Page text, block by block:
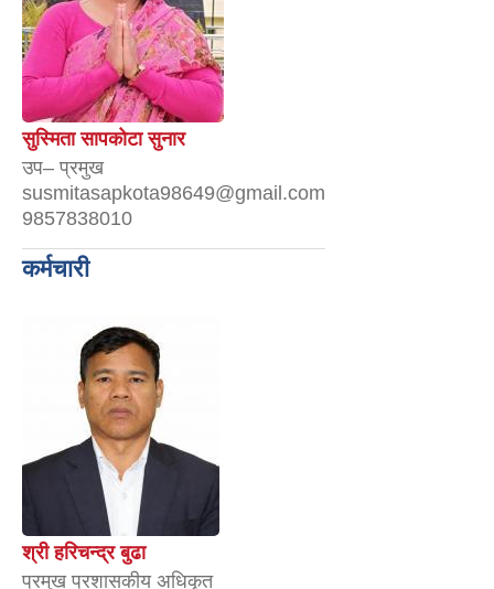
सुस्मिता सापकोटा सुनार
उप– प्रमुख
susmitasapkota98649@gmail.com
9857838010
कर्मचारी
श्री हरिचन्द्र बुढा
प्रमुख प्रशासकीय अधिकृत